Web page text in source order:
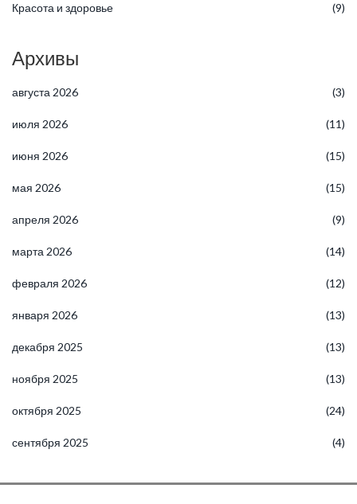
Красота и здоровье (9)
Архивы
августа 2026 (3)
июля 2026 (11)
июня 2026 (15)
мая 2026 (15)
апреля 2026 (9)
марта 2026 (14)
февраля 2026 (12)
января 2026 (13)
декабря 2025 (13)
ноября 2025 (13)
октября 2025 (24)
сентября 2025 (4)